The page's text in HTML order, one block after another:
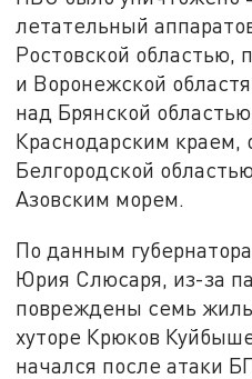
летательный
Ростовской областью,
и Воронежской
над Брянской
Краснодарским краем,
Белгородской
Азовским морем.
По данным
Юрия Слюсаря, из-за
повреждены семь
хуторе Крюков
начался после атаки